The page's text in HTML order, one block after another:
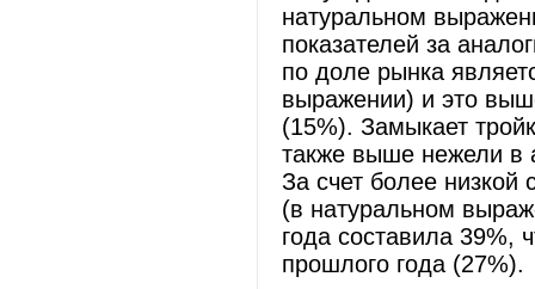
натуральном
показателей за
по доле рынка
выражении) и это
(15%). Замыкает
также выше нежели в
За счет более низкой
(в натуральном
года составила 39%,
прошлого года (27%).